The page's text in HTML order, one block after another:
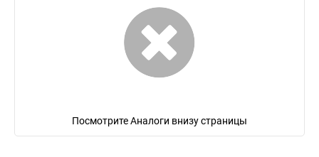
Посмотрите Аналоги внизу страницы